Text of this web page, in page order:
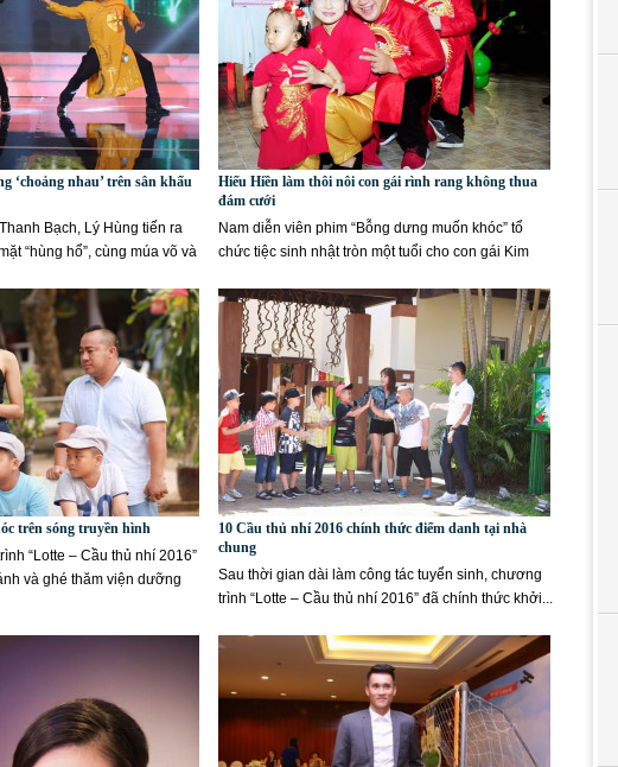
‘choảng nhau’ trên sân khấu
Bạch, Lý Hùng tiến ra
“hùng hổ”, cùng múa võ và
Hiếu Hiền làm thôi nôi con gái rình rang không thua
đám cưới
Nam diễn viên phim “Bỗng dưng muốn khóc” tổ
chức tiệc sinh nhật tròn một tuổi cho con gái Kim
trên sóng truyền hình
“Lotte – Cầu thủ nhí 2016”
và ghé thăm viện dưỡng
10 Cầu thủ nhí 2016 chính thức điểm danh tại nhà
chung
Sau thời gian dài làm công tác tuyển sinh, chương
trình “Lotte – Cầu thủ nhí 2016” đã chính thức khởi...